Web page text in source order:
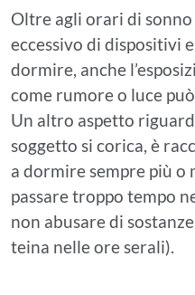
Oltre agli orari di sonno
eccessivo di dispositivi
dormire, anche
come rumore o luce
Un altro aspetto
soggetto si corica, è
a dormire sempre più o
passare troppo tempo
non abusare di
teina nelle ore serali).